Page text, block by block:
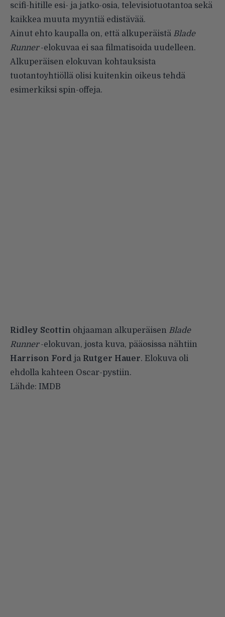
scifi-hitille esi- ja jatko-osia, televisiotuotantoa sekä
kaikkea muuta myyntiä edistävää.
Ainut ehto kaupalla on, että alkuperäistä Blade
Runner-elokuvaa ei saa filmatisoida uudelleen.
Alkuperäisen elokuvan kohtauksista
tuotantoyhtiöllä olisi kuitenkin oikeus tehdä
esimerkiksi spin-offeja.
Ridley Scottin ohjaaman alkuperäisen Blade
Runner-elokuvan, josta kuva, pääosissa nähtiin
Harrison Ford ja Rutger Hauer. Elokuva oli
ehdolla kahteen Oscar-pystiin.
Lähde: IMDB